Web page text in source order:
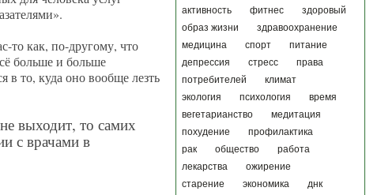
активность
фитнес
здоровый
образ жизни
здравоохранение
медицина
спорт
питание
депрессия
стресс
права
потребителей
климат
экология
психология
время
вегетарианство
медитация
похудение
профилактика
рак
общество
работа
лекарства
ожирение
старение
экономика
днк
то как, по-другому, что
больше и больше
в то, куда оно вообще лезть
выходит, то самих
с врачами в